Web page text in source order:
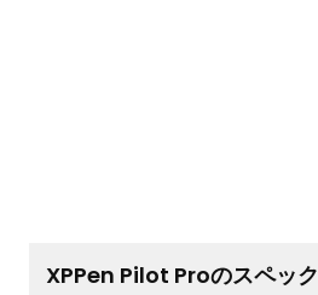
XPPen Pilot Proのスペック